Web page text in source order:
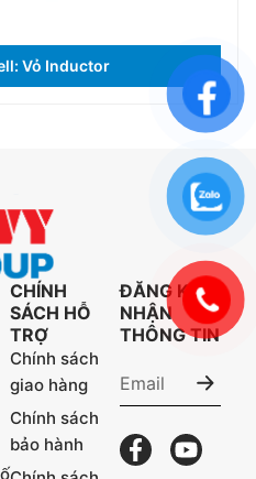
Vỏ Inductor
CHÍNH
SÁCH HỖ
TRỢ
Chính sách
giao hàng
Chính sách
bảo hành
ĐĂNG KÝ
NHẬN
THÔNG TIN